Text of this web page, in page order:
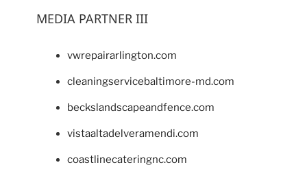
MEDIA PARTNER III
vwrepairarlington.com
cleaningservicebaltimore-md.com
beckslandscapeandfence.com
vistaaltadelveramendi.com
coastlinecateringnc.com